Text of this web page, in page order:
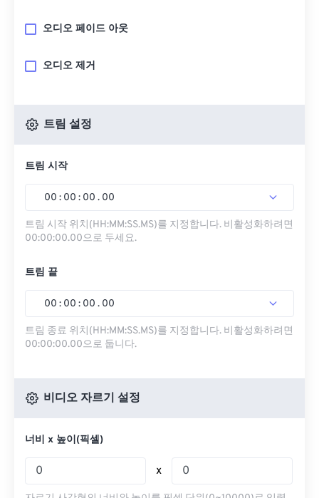
오디오 페이드 아웃
오디오 제거
트림 설정
트림 시작
00 : 00 : 00 . 00
트림 시작 위치(HH:MM:SS.MS)를 지정합니다. 비활성화하려면
00:00:00.00으로 두세요.
트림 끝
00 : 00 : 00 . 00
트림 종료 위치(HH:MM:SS.MS)를 지정합니다. 비활성화하려면
00:00:00.00으로 둡니다.
비디오 자르기 설정
너비 x 높이(픽셀)
x